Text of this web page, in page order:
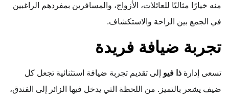
منه خيارًا مثاليًا للعائلات، الأزواج، والمسافرين بمفردهم الراغبين
في الجمع بين الراحة والاستكشاف.
تجربة ضيافة فريدة
تسعى إدارة ذا فيو إلى تقديم تجربة ضيافة استثنائية تجعل كل
ضيف يشعر بالتميز. من اللحظة التي يدخل فيها الزائر إلى الفندق،